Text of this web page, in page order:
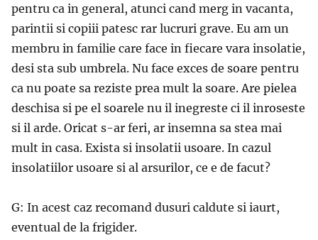
pentru ca in general, atunci cand merg in vacanta,
parintii si copiii patesc rar lucruri grave. Eu am un
membru in familie care face in fiecare vara insolatie,
desi sta sub umbrela. Nu face exces de soare pentru
ca nu poate sa reziste prea mult la soare. Are pielea
deschisa si pe el soarele nu il inegreste ci il inroseste
si il arde. Oricat s-ar feri, ar insemna sa stea mai
mult in casa. Exista si insolatii usoare. In cazul
insolatiilor usoare si al arsurilor, ce e de facut?
G: In acest caz recomand dusuri caldute si iaurt,
eventual de la frigider.